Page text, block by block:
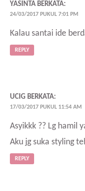
YASINTA BERKATA:
24/03/2017 PUKUL 7:01 PM
Kalau santai ide
REPLY
UCIG BERKATA:
17/03/2017 PUKUL 11:54 AM
Asyikkk ?? Lg hamil
Aku jg suka styling
REPLY